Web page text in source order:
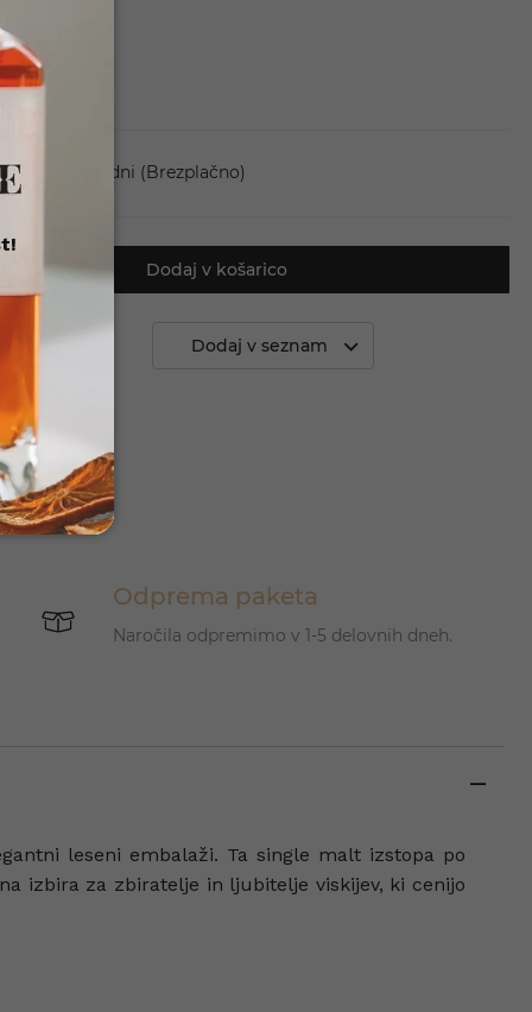
en dan - 5 dni (Brezplačno)
Dodaj v košarico
primerjavo Dodaj v seznam
Odprema paketa
Naročila odpremimo v 1-5 delovnih dneh.
leseni embalaži. Ta single malt izstopa po
izbira za zbiratelje in ljubitelje viskijev, ki cenijo